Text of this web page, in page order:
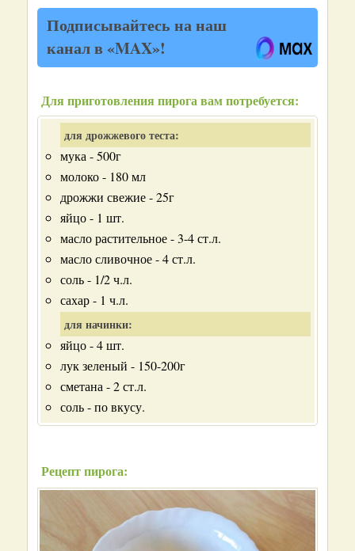
Подписывайтесь на наш
канал в «MAX»!
Для приготовления пирога вам потребуется:
для дрожжевого теста:
мука - 500г
молоко - 180 мл
дрожжи свежие - 25г
яйцо - 1 шт.
масло растительное - 3-4 ст.л.
масло сливочное - 4 ст.л.
соль - 1/2 ч.л.
сахар - 1 ч.л.
для начинки:
яйцо - 4 шт.
лук зеленый - 150-200г
сметана - 2 ст.л.
соль - по вкусу.
Рецепт пирога: